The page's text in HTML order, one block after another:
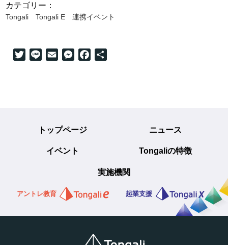
カテゴリー：
Tongali Tongali E 連携イベント
TwitterLine Email Messenger
Facebook
トップページ ニュース
イベント Tongaliの特徴
実施機関
アントレ教育 起業支援